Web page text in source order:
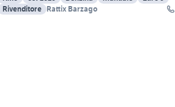
Rivenditore Rattix Barzago